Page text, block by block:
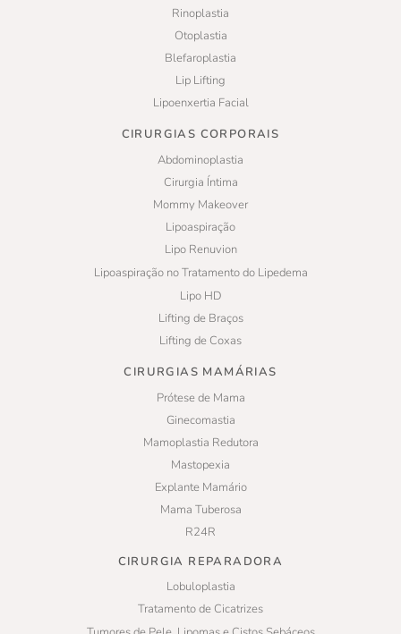
Rinoplastia
Otoplastia
Blefaroplastia
Lip Lifting
Lipoenxertia Facial
CIRURGIAS CORPORAIS
Abdominoplastia
Cirurgia Íntima
Mommy Makeover
Lipoaspiração
Lipo Renuvion
Lipoaspiração no Tratamento do Lipedema
Lipo HD
Lifting de Braços
Lifting de Coxas
CIRURGIAS MAMÁRIAS
Prótese de Mama
Ginecomastia
Mamoplastia Redutora
Mastopexia
Explante Mamário
Mama Tuberosa
R24R
CIRURGIA REPARADORA
Lobuloplastia
Tratamento de Cicatrizes